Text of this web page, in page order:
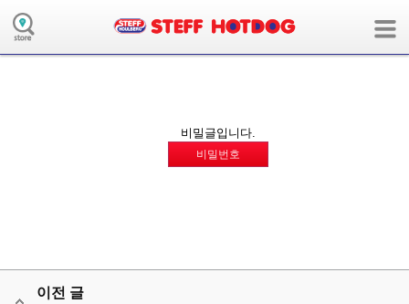
( 사용자모드:user / 장치:m / 언어:ko / 앱:board / 앱모듈:collaboration )
비밀글입니다.
비밀번호
이전 글